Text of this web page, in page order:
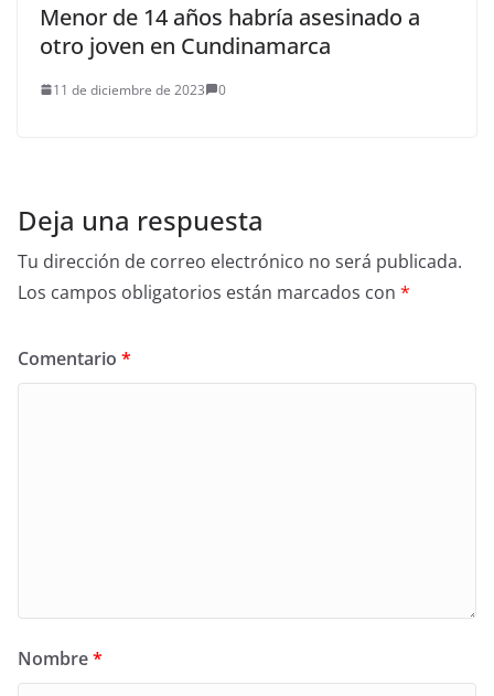
Menor de 14 años habría asesinado a
otro joven en Cundinamarca
11 de diciembre de 2023 0
Deja una respuesta
Tu dirección de correo electrónico no será publicada.
Los campos obligatorios están marcados con *
Comentario *
Nombre*